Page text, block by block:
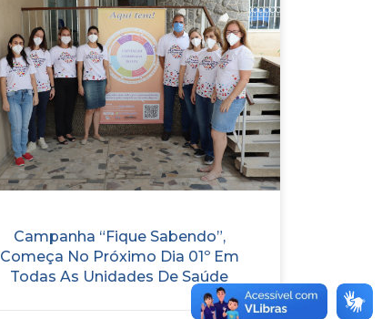
Campanha “Fique Sabendo”,
Começa No Próximo Dia 01º Em
Todas As Unidades De Saúde